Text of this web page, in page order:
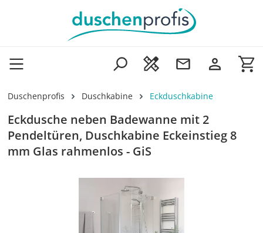
Zum Hauptinhalt springen
Duschenprofis Duschkabine Eckduschkabine
Eckdusche neben Badewanne mit 2
Pendeltüren, Duschkabine Eckeinstieg 8
mm Glas rahmenlos - GiS
Bildergalerie überspringen